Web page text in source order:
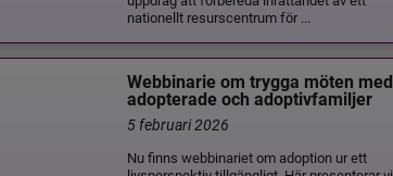
nationellt resurscentrum för ...
Webbinarie om trygga möten med
adopterade och adoptivfamiljer
5 februari 2026
Nu finns webbinariet om adoption ur ett